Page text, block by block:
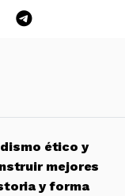
ético y
mejores
y forma